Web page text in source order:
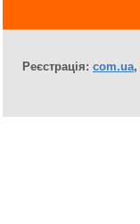
Реєстрація: com.ua,